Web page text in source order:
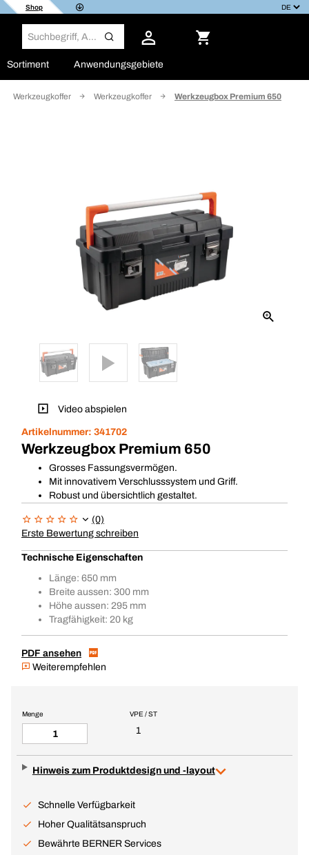
Shop
Sortiment Anwendungsgebiete
Werkzeugkoffer Werkzeugkoffer Werkzeugbox Premium 650
Video abspielen
Artikelnummer: 341702
Werkzeugbox Premium 650
Grosses Fassungsvermögen.
Mit innovativem Verschlusssystem und Griff.
Robust und übersichtlich gestaltet.
(0)
Erste Bewertung schreiben
Technische Eigenschaften
Länge: 650 mm
Breite aussen: 300 mm
Höhe aussen: 295 mm
Tragfähigkeit: 20 kg
PDF ansehen
Weiterempfehlen
VPE / ST
1
Menge
Hinweis zum Produktdesign und -layout
Schnelle Verfügbarkeit
Hoher Qualitätsanspruch
Bewährte BERNER Services